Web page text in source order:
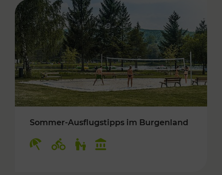
Sommer-Ausflugstipps im Burgenland